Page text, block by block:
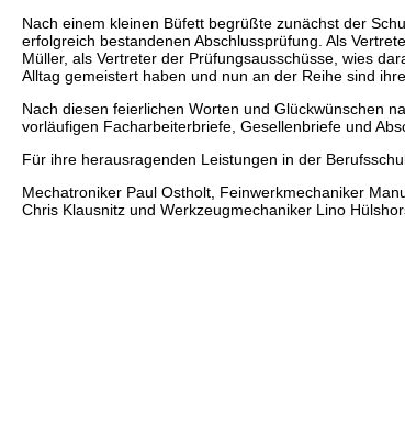
Nach einem kleinen Büfett begrüßte zunächst der
erfolgreich bestandenen Abschlussprüfung. Als
Müller, als Vertreter der Prüfungsausschüsse, wies
Alltag gemeistert haben und nun an der Reihe sind
Nach diesen feierlichen Worten und Glückwünschen
vorläufigen Facharbeiterbriefe, Gesellenbriefe und
Für ihre herausragenden Leistungen in der
Mechatroniker Paul Ostholt, Feinwerkmechaniker
Chris Klausnitz und Werkzeugmechaniker Lino